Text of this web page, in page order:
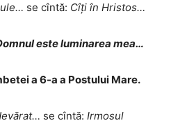
se cîntă: Cîți în Hristos…
este luminarea mea…
a 6-a a Postului Mare.
se cîntă: Irmosul